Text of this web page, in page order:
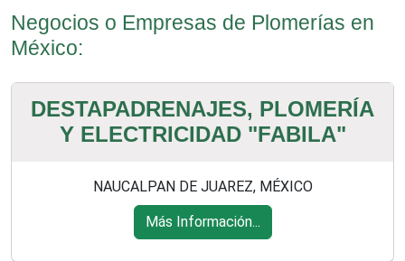
Negocios o Empresas de Plomerías en
México:
DESTAPADRENAJES, PLOMERÍA
Y ELECTRICIDAD "FABILA"
NAUCALPAN DE JUAREZ, MÉXICO
Más Información...